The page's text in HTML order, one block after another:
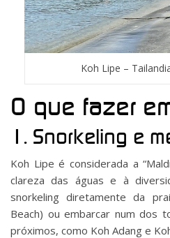
Koh Lipe –
O que fazer
1. Snorkeling e
Koh Lipe é considerada a
clareza das águas e à
snorkeling diretamente da
Beach) ou embarcar num dos
próximos, como Koh Adang e